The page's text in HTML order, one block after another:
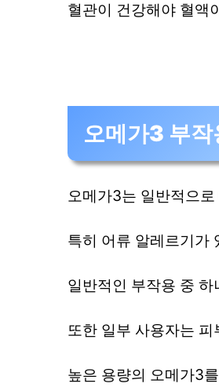
혈관이 건강해야 혈액
오메가3 부작
오메가3는 일반적으
특히 어류 알레르기가
일반적인 부작용 중
또한 일부 사용자는
높은 용량의 오메가3